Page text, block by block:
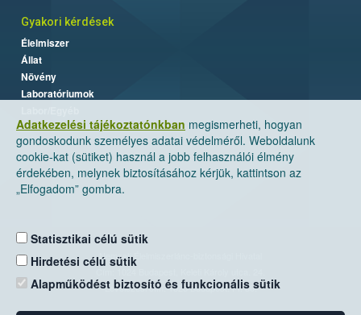
Adatkezelési tájékoztatónkban megismerheti, hogyan
gondoskodunk személyes adatai védelméről. Weboldalunk
cookie-kat (sütiket) használ a jobb felhasználói élmény
érdekében, melynek biztosításához kérjük, kattintson az
„Elfogadom” gombra.
Statisztikai célú sütik
Hirdetési célú sütik
Alapműködést biztosító és funkcionális sütik
Gyakori kérdések
Élelmiszer
Állat
Növény
Laboratóriumok
Nemzeti Élelmiszerlánc-biztonsági Hivatal
Levelezési cím: 1525 Budapest. Pf. 30.